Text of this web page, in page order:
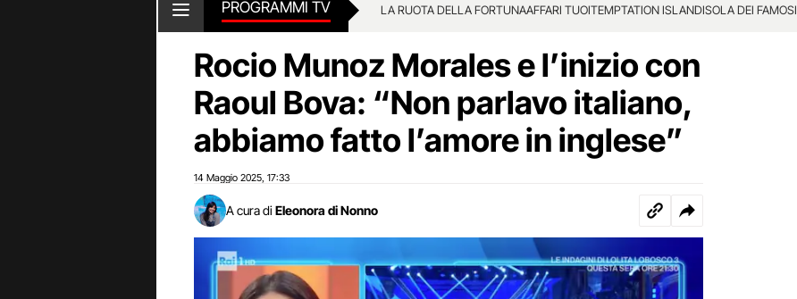
PROGRAMMI TV LA RUOTA DELLA FORTUNAAFFARI TUOITEMPTATION ISLANDISOLA DEI FAMOSI
Rocio Munoz Morales e l’inizio con
Raoul Bova: “Non parlavo italiano,
abbiamo fatto l’amore in inglese”
14 Maggio 2025 17:33
A cura di Eleonora di Nonno